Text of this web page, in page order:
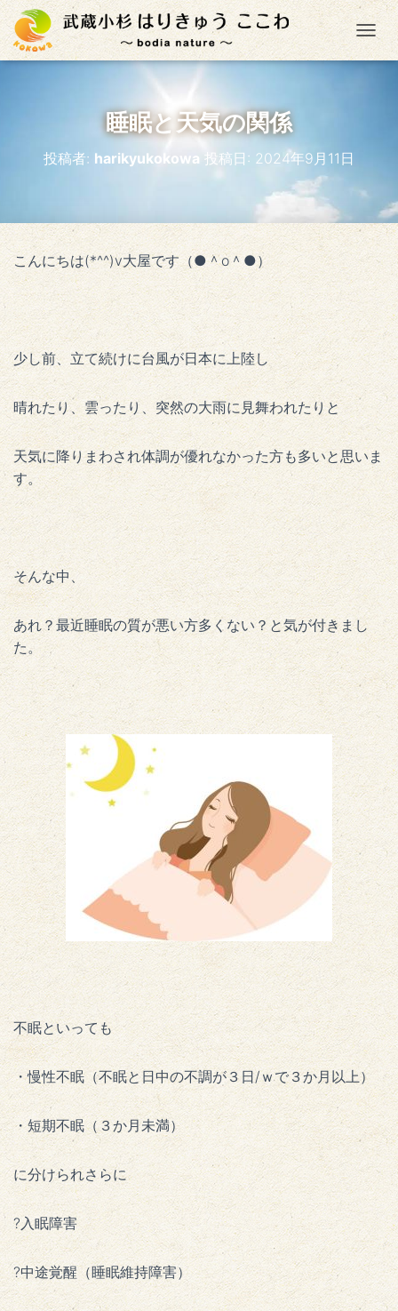
ナ
睡眠と天気の関係
投稿者: harikyukokowa 投稿日: 2024年9月11日
こんにちは(*^^)v大屋です（●＾o＾●）
少し前、立て続けに台風が日本に上陸し
晴れたり、雲ったり、突然の大雨に見舞われたりと
天気に降りまわされ体調が優れなかった方も多いと思いま
す。
そんな中、
あれ？最近睡眠の質が悪い方多くない？と気が付きまし
た。
不眠といっても
・慢性不眠（不眠と日中の不調が３日/ｗで３か月以上）
・短期不眠（３か月未満）
に分けられさらに
?入眠障害
?中途覚醒（睡眠維持障害）